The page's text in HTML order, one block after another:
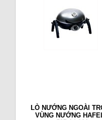
LÒ NƯỚNG NGOÀI
VÙNG NƯỚNG